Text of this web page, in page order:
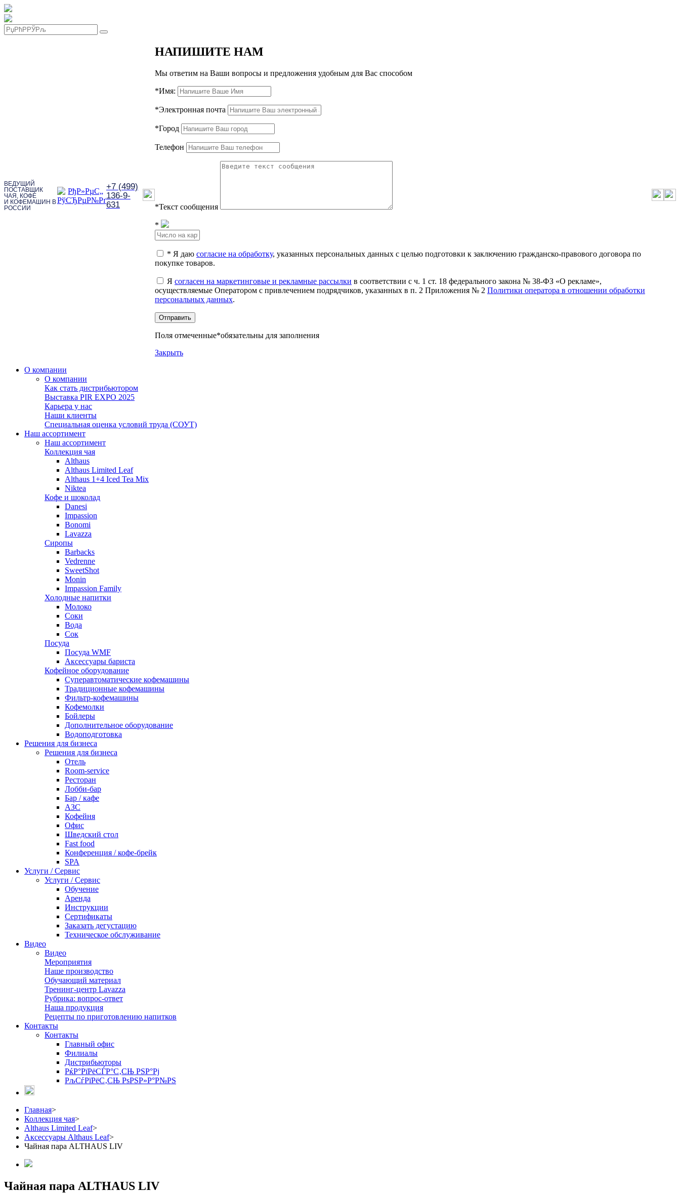
ВЕДУЩИЙ
ПОСТАВЩИК
ЧАЯ, КОФЕ
И КОФЕМАШИН В
РОССИИ
+7 (499)
136-9-
631
НАПИШИТЕ НАМ
Мы ответим на Ваши вопросы и предложения удобным для Вас способом
*Имя:
*Электронная почта
*Город
Телефон
*Текст сообщения
*
* Я даю согласие на обработку, указанных персональных данных с целью подготовки к заключению гражданско-правового договора по
покупке товаров.
Я согласен на маркетинговые и рекламные рассылки в соответствии с ч. 1 ст. 18 федерального закона № 38-ФЗ «О рекламе»,
осуществляемые Оператором с привлечением подрядчиков, указанных в п. 2 Приложения № 2 Политики оператора в отношении обработки
персональных данных.
Отправить
Поля отмеченные*обязательны для заполнения
Закрыть
О компании
О компании
Как стать дистрибьютором
Выставка PIR EXPO 2025
Карьера у нас
Наши клиенты
Cпециальная оценка условий труда (СОУТ)
Наш ассортимент
Наш ассортимент
Коллекция чая
Althaus
Althaus Limited Leaf
Althaus 1+4 Iced Tea Mix
Niktea
Кофе и шоколад
Danesi
Impassion
Bonomi
Lavazza
Сиропы
Barbacks
Vedrenne
SweetShot
Monin
Impassion Family
Холодные напитки
Молоко
Соки
Вода
Сок
Посуда
Посуда WMF
Аксессуары бариста
Кофейное оборудование
Суперавтоматические кофемашины
Традиционные кофемашины
Фильтр-кофемашины
Кофемолки
Бойлеры
Дополнительное оборудование
Водоподготовка
Решения для бизнеса
Решения для бизнеса
Отель
Room-service
Ресторан
Лобби-бар
Бар / кафе
АЗС
Кофейня
Офис
Шведский стол
Fast food
Конференция / кофе-брейк
SPA
Услуги / Сервис
Услуги / Сервис
Обучение
Аренда
Инструкции
Сертификаты
Заказать дегустацию
Техническое обслуживание
Видео
Видео
Мероприятия
Наше производство
Обучающий материал
Тренинг-центр Lavazza
Рубрика: вопрос-ответ
Наша продукция
Рецепты по приготовлению напитков
Контакты
Контакты
Главный офис
Филиалы
Дистрибьюторы
РќР°РїРёСЃР°С‚СЊ РЅР°Рј
РљСѓРїРёС‚СЊ РѕРЅР»Р°Р№РЅ
Главная>
Коллекция чая>
Althaus Limited Leaf>
Аксессуары Althaus Leaf>
Чайная пара ALTHAUS LIV
Чайная пара ALTHAUS LIV